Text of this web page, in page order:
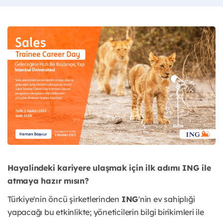
Hayalindeki kariyere ulaşmak için ilk adımı ING ile
atmaya hazır mısın?
Türkiye'nin öncü şirketlerinden ING'nin ev sahiplıği
yapacağı bu etkinlikte; yöneticilerin bilgi birikimleri ile